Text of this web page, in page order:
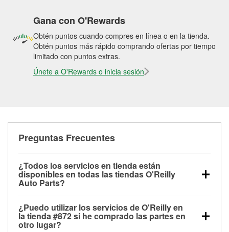
Gana con O'Rewards
Obtén puntos cuando compres en línea o en la tienda.
Obtén puntos más rápido comprando ofertas por tiempo
limitado con puntos extras.
Únete a O'Rewards o inicia sesión
Preguntas Frecuentes
¿Todos los servicios en tienda están
disponibles en todas las tiendas O'Reilly
Auto Parts?
las pruebas de batería, pruebas de alternador y
motor de arranque, revisión de la luz “Check Engine”
¿Puedo utilizar los servicios de O'Reilly en
la tienda #872 si he comprado las partes en
otro lugar?